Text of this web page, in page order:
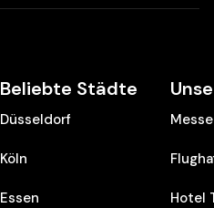
Beliebte Städte
Düsseldorf
Köln
Essen Hotel